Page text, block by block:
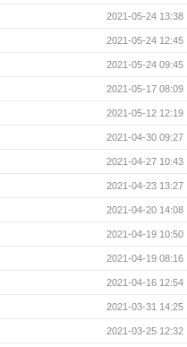
2021-05-24 13:38
2021-05-24 12:45
2021-05-24 09:45
2021-05-17 08:09
2021-05-12 12:19
2021-04-30 09:27
2021-04-27 10:43
2021-04-23 13:27
2021-04-20 14:08
2021-04-19 10:50
2021-04-19 08:16
2021-04-16 12:54
2021-03-31 14:25
2021-03-25 12:32